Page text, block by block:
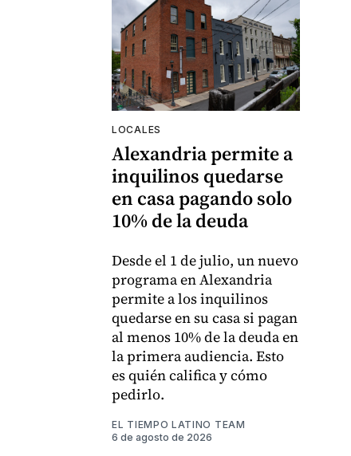
LOCALES
Alexandria permite a
inquilinos quedarse
en casa pagando solo
10% de la deuda
Desde el 1 de julio, un nuevo
programa en Alexandria
permite a los inquilinos
quedarse en su casa si pagan
al menos 10% de la deuda en
la primera audiencia. Esto
es quién califica y cómo
pedirlo.
EL TIEMPO LATINO TEAM
6 de agosto de 2026